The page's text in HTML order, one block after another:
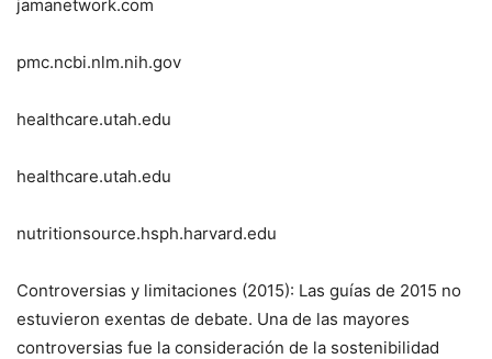
jamanetwork.com
pmc.ncbi.nlm.nih.gov
healthcare.utah.edu
healthcare.utah.edu
nutritionsource.hsph.harvard.edu
Controversias y limitaciones (2015): Las guías de 2015 no
estuvieron exentas de debate. Una de las mayores
controversias fue la consideración de la sostenibilidad